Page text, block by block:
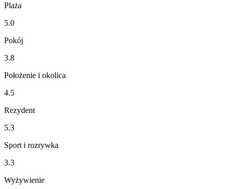
Plaża
5.0
Pokój
3.8
Położenie i okolica
4.5
Rezydent
5.3
Sport i rozrywka
3.3
Wyżywienie